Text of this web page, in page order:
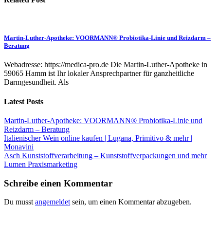
Martin-Luther-Apotheke: VOORMANN® Probiotika-Linie und Reizdarm –
Beratung
Webadresse: https://medica-pro.de Die Martin-Luther-Apotheke in
59065 Hamm ist Ihr lokaler Ansprechpartner für ganzheitliche
Darmgesundheit. Als
Latest Posts
Martin-Luther-Apotheke: VOORMANN® Probiotika-Linie und
Reizdarm – Beratung
Italienischer Wein online kaufen | Lugana, Primitivo & mehr |
Monavini
Asch Kunststoffverarbeitung – Kunststoffverpackungen und mehr
Lumen Praxismarketing
Schreibe einen Kommentar
Du musst angemeldet sein, um einen Kommentar abzugeben.